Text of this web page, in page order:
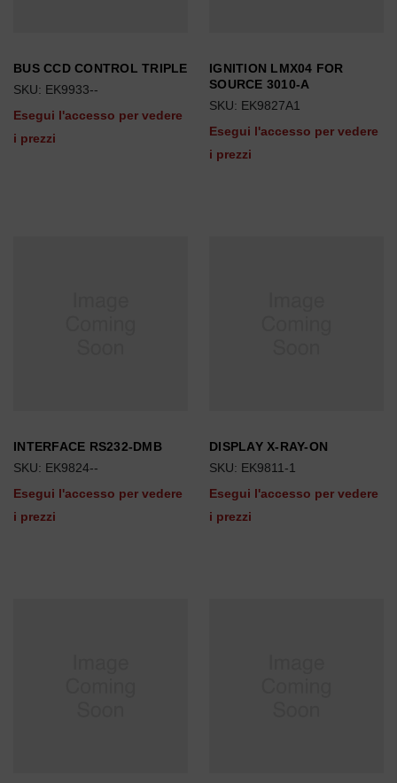
BUS CCD CONTROL TRIPLE
SKU: EK9933--
Esegui l'accesso per vedere
i prezzi
IGNITION LMX04 FOR
SOURCE 3010-A
SKU: EK9827A1
Esegui l'accesso per vedere
i prezzi
INTERFACE RS232-DMB
SKU: EK9824--
Esegui l'accesso per vedere
i prezzi
DISPLAY X-RAY-ON
SKU: EK9811-1
Esegui l'accesso per vedere
i prezzi